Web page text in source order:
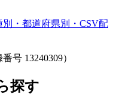
・都道府県別・CSV配
号 13240309）
探す